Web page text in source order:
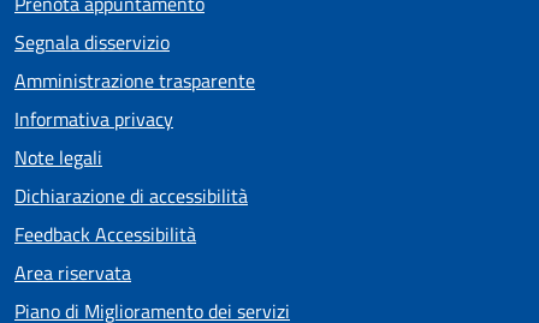
Segnala disservizio
Amministrazione trasparente
Informativa privacy
Note legali
Dichiarazione di accessibilità
Feedback Accessibilità
Area riservata
Piano di Miglioramento dei servizi